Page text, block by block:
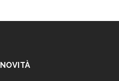
NOVITÀ